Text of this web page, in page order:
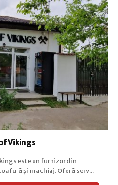
Vikings
este un furnizor din
și machiaj. Oferă serv...